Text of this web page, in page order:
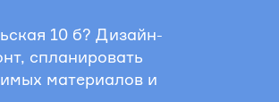
10 б? Дизайн-
спланировать
материалов и